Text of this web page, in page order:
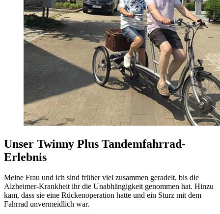
Unser Twinny Plus Tandemfahrrad-
Erlebnis
Meine Frau und ich sind früher viel zusammen geradelt, bis die
Alzheimer-Krankheit ihr die Unabhängigkeit genommen hat. Hinzu
kam, dass sie eine Rückenoperation hatte und ein Sturz mit dem
Fahrrad unvermeidlich war.